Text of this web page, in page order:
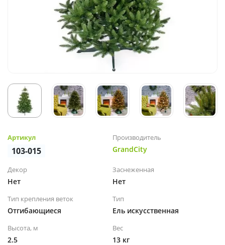
Артикул
103-015
Производитель
GrandCity
Декор
Нет
Заснеженная
Нет
Тип крепления веток
Отгибающиеся
Тип
Ель искусственная
Высота, м
2.5
Вес
13 кг